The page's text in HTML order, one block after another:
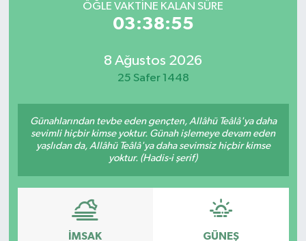
ÖĞLE VAKTINE KALAN SÜRE
03:38:55
8 Ağustos 2026
25 Safer 1448
Günahlarından tevbe eden gençten, Allâhü Teâlâ'ya daha
sevimli hiçbir kimse yoktur. Günah işlemeye devam eden
yaşlıdan da, Allâhü Teâlâ'ya daha sevimsiz hiçbir kimse
yoktur. (Hadis-i şerif)
İMSAK GÜNEŞ
Yurtdışı Gezi
Hakkımızda
Yönetim Kurulu
Yüksek İstişare Kurulu
Süper Lig Puan Durumu ve Fikstür
Son Dakika Haberleri
Haber Arşivi